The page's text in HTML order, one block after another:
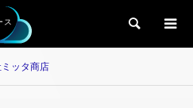
検索
ッタ商店